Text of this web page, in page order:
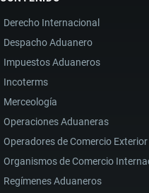
Derecho Internacional
Despacho Aduanero
Impuestos Aduaneros
Incoterms
Merceología
Operaciones Aduaneras
Operadores de Comercio Exterior
Organismos de Comercio
Regímenes Aduaneros